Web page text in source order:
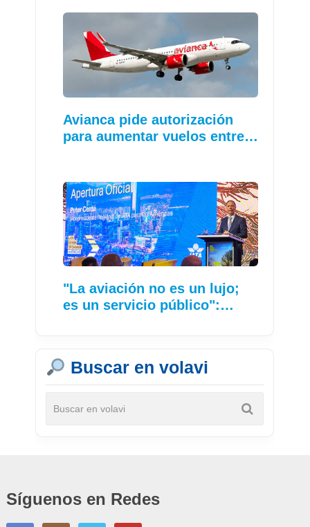
Avianca pide autorización
para aumentar vuelos entre…
"La aviación no es un lujo;
es un servicio público":…
Buscar en volavi
Síguenos en Redes